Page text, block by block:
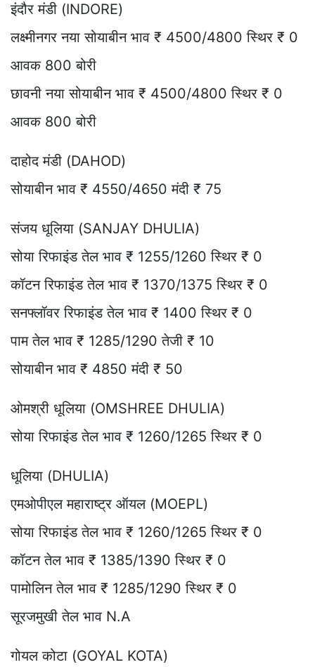
इंदौर मंडी (INDORE)
लक्ष्मीनगर नया सोयाबीन भाव ₹ 4500/4800 स्थिर ₹ 0
आवक 800 बोरी
छावनी नया सोयाबीन भाव ₹ 4500/4800 स्थिर ₹ 0
आवक 800 बोरी
दाहोद मंडी (DAHOD)
सोयाबीन भाव ₹ 4550/4650 मंदी ₹ 75
संजय धूलिया (SANJAY DHULIA)
सोया रिफाइंड तेल भाव ₹ 1255/1260 स्थिर ₹ 0
कॉटन रिफाइंड तेल भाव ₹ 1370/1375 स्थिर ₹ 0
सनफ्लॉवर रिफाइंड तेल भाव ₹ 1400 स्थिर ₹ 0
पाम तेल भाव ₹ 1285/1290 तेजी ₹ 10
सोयाबीन भाव ₹ 4850 मंदी ₹ 50
ओमश्री धूलिया (OMSHREE DHULIA)
सोया रिफाइंड तेल भाव ₹ 1260/1265 स्थिर ₹ 0
धूलिया (DHULIA)
एमओपीएल महाराष्ट्र ऑयल (MOEPL)
सोया रिफाइंड तेल भाव ₹ 1260/1265 स्थिर ₹ 0
कॉटन तेल भाव ₹ 1385/1390 स्थिर ₹ 0
पामोलिन तेल भाव ₹ 1285/1290 स्थिर ₹ 0
सूरजमुखी तेल भाव N.A
गोयल कोटा (GOYAL KOTA)